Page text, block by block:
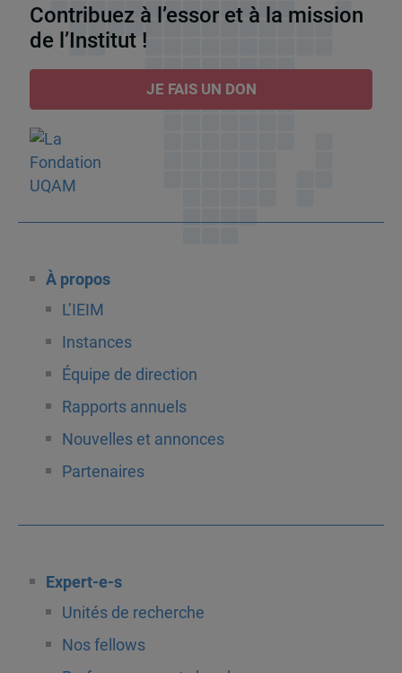
Contribuez à l’essor et à la mission
de l’Institut !
JE FAIS UN DON
À propos
L’IEIM
Instances
Équipe de direction
Rapports annuels
Nouvelles et annonces
Partenaires
Expert-e-s
Unités de recherche
Nos fellows